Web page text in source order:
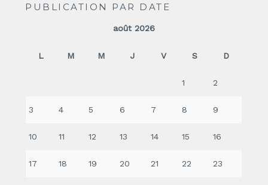
PUBLICATION PAR DATE
août 2026
L M M J V S D
1 2
3 4 5 6 7 8 9
10 11 12 13 14 15 16
17 18 19 20 21 22 23